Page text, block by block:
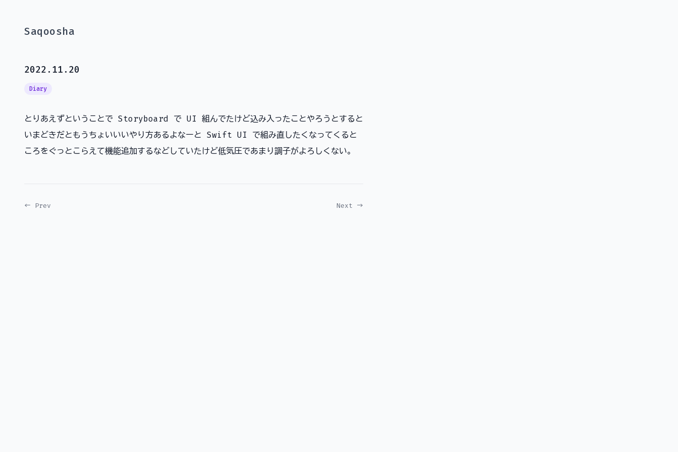
Saqoosha
2022.11.20
Diary
とりあえずということで Storyboard で UI 組んでたけど込み入ったことやろうとすると
いまどきだともうちょいいいやり方あるよなーと Swift UI で組み直したくなってくると
ころをぐっとこらえて機能追加するなどしていたけど低気圧であまり調子がよろしくない。
← Prev Next →